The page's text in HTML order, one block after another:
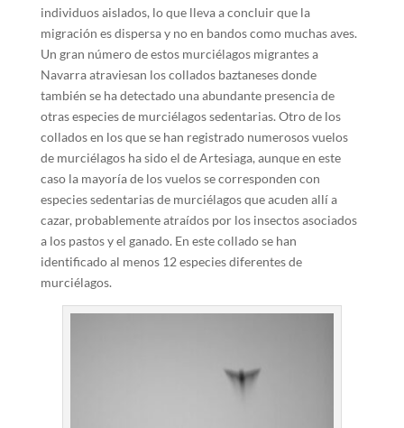
individuos aislados, lo que lleva a concluir que la
migración es dispersa y no en bandos como muchas aves.
Un gran número de estos murciélagos migrantes a
Navarra atraviesan los collados baztaneses donde
también se ha detectado una abundante presencia de
otras especies de murciélagos sedentarias. Otro de los
collados en los que se han registrado numerosos vuelos
de murciélagos ha sido el de Artesiaga, aunque en este
caso la mayoría de los vuelos se corresponden con
especies sedentarias de murciélagos que acuden allí a
cazar, probablemente atraídos por los insectos asociados
a los pastos y el ganado. En este collado se han
identificado al menos 12 especies diferentes de
murciélagos.